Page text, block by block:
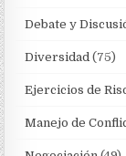
Debate y
Diversidad (75)
Ejercicios de
Manejo de